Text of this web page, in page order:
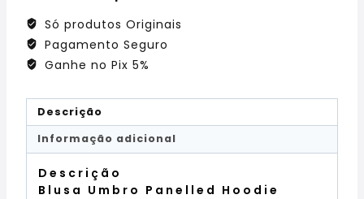
Só produtos Originais
Pagamento Seguro
Ganhe no Pix 5%
Descrição
Informação adicional
Descrição
Blusa Umbro Panelled Hoodie